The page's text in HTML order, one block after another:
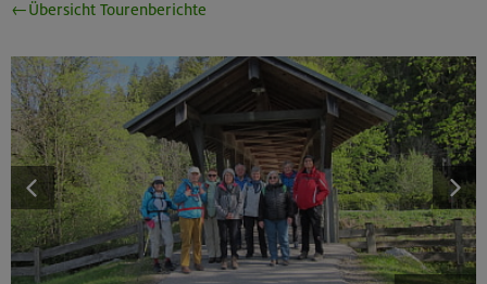
←Übersicht Tourenberichte